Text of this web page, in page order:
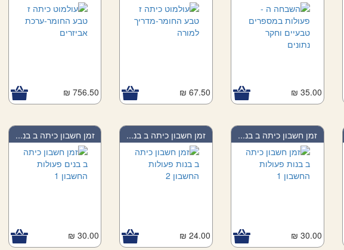
35.00 ₪
67.50 ₪
756.50 ₪
זמן חשבון כיתה ב בנ...
30.00 ₪
זמן חשבון כיתה ב בנ...
24.00 ₪
זמן חשבון כיתה ב בנ...
30.00 ₪